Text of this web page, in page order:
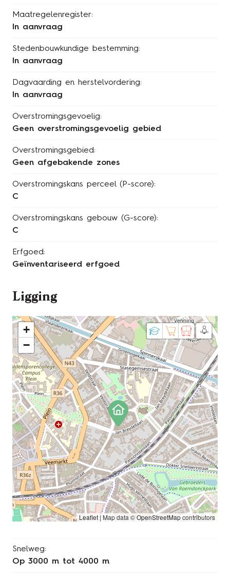
Maatregelenregister:
In aanvraag
Stedenbouwkundige bestemming:
In aanvraag
Dagvaarding en herstelvordering:
In aanvraag
Overstromingsgevoelig:
Geen overstromingsgevoelig gebied
Overstromingsgebied:
Geen afgebakende zones
Overstromingskans perceel (P-score):
C
Overstromingskans gebouw (G-score):
C
Erfgoed:
Geïnventariseerd erfgoed
Ligging
+
−
Leaflet |Map data ©OpenStreetMapcontributors
Snelweg:
op 3000 m tot 4000 m